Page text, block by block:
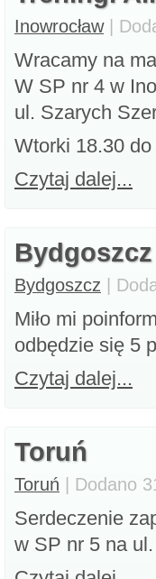
Inowrocław|
Wracamy na
W SP nr 4 w
ul. Szarych
Wtorki 18.30
Czytaj dalej...
Bydgoszcz |
Miło mi
odbędzie się 5
Czytaj dalej...
Toruń
Toruń | Dodano
Serdeczenie
w SP nr 5 na